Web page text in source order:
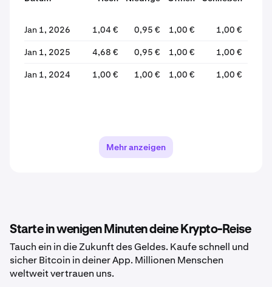
Jan 1, 2026
1,04 € 0,95 € 1,00 € 1,00 €
Jan 1, 2025 4,68 € 0,95 € 1,00 € 1,00 €
Jan 1, 2024 1,00 € 1,00 € 1,00 € 1,00 €
Mehr anzeigen
Starte in wenigen Minuten deine Krypto-Reise
Tauch ein in die Zukunft des Geldes. Kaufe schnell und
sicher Bitcoin in deiner App. Millionen Menschen
weltweit vertrauen uns.